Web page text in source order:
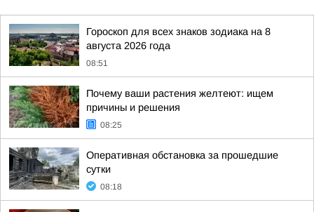
Гороскоп для всех знаков зодиака на 8
августа 2026 года
08:51
Почему ваши растения желтеют: ищем
причины и решения
08:25
Оперативная обстановка за прошедшие
сутки
08:18